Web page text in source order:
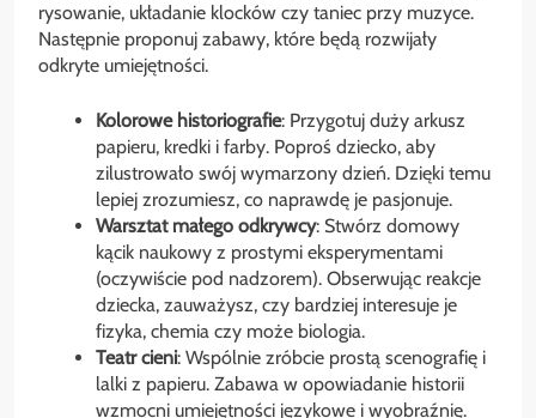
rysowanie, układanie klocków czy taniec przy muzyce.
Następnie proponuj zabawy, które będą rozwijały
odkryte umiejętności.
Kolorowe historiografie: Przygotuj duży arkusz
papieru, kredki i farby. Poproś dziecko, aby
zilustrowało swój wymarzony dzień. Dzięki temu
lepiej zrozumiesz, co naprawdę je pasjonuje.
Warsztat małego odkrywcy: Stwórz domowy
kącik naukowy z prostymi eksperymentami
(oczywiście pod nadzorem). Obserwując reakcje
dziecka, zauważysz, czy bardziej interesuje je
fizyka, chemia czy może biologia.
Teatr cieni: Wspólnie zróbcie prostą scenografię i
lalki z papieru. Zabawa w opowiadanie historii
wzmocni umiejętności językowe i wyobraźnię.